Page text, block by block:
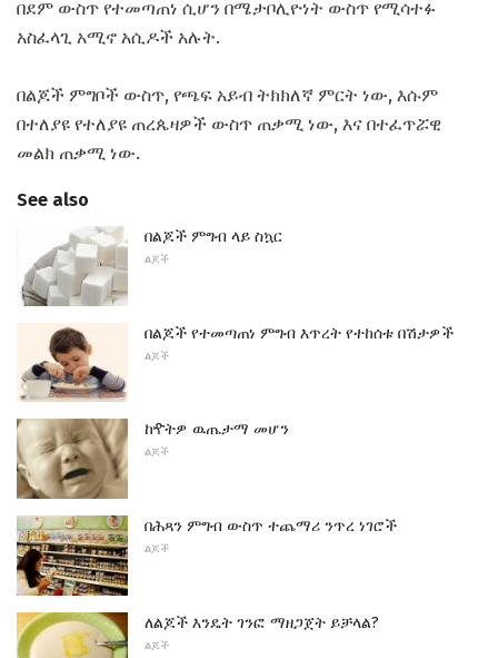
በደም ውስጥ የተመጣጠነ ሲሆን በሜታቦሊዮነት ውስጥ የሚሳተፉ
አስፈላጊ አሚኖ አሲዶች አሉት.
በልጆች ምግቦች ውስጥ, የጫፍ አይብ ትክክለኛ ምርት ነው, እሱም
በተለያዩ የተለያዩ ጠረጴዛዎች ውስጥ ጠቃሚ ነው, እና በተፈጥሯዊ
መልክ ጠቃሚ ነው.
See also
በልጆች ምግብ ላይ ስኳር
ልጆች
በልጆች የተመጣጠነ ምግብ እጥረት የተከሰቱ በሽታዎች
ልጆች
ከዯትዎ ዉጤታማ መሆን
ልጆች
በሕጻን ምግብ ውስጥ ተጨማሪ ንጥረ ነገሮች
ልጆች
ለልጆች እንዴት ገንፎ ማዘጋጀት ይቻላል?
ልጆች